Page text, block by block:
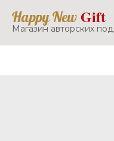
Happy New Gift
Магазин авторских